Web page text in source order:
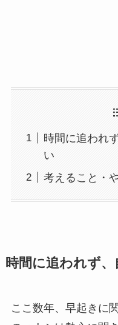
時間に追われ
い
考えること・
時間に追われず
ここ数年、早起きに